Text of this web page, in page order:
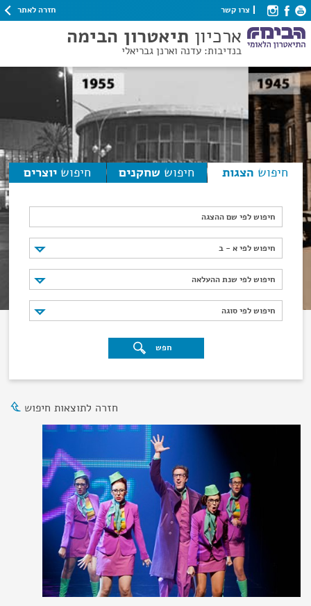
צרו קשר חזרה לאתר
ארכיון תיאטרון הבימה
בנדיבות: עדנה וארנן גבריאלי
חיפוש הצגות חיפוש שחקנים חיפוש יוצרים
חיפוש לפי שם ההצגה
חיפוש לפי א - ב
חיפוש לפי א - ב
חיפוש לפי שנת ההעלאה
חיפוש לפי שנת ההעלאה
חיפוש לפי סוגה
חיפוש לפי סוגה
חפש
חזרה לתוצאות חיפוש